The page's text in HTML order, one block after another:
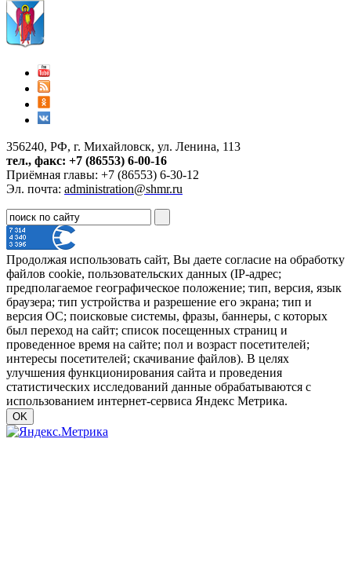
356240, РФ, г. Михайловск, ул. Ленина, 113
тел., факс: +7 (86553) 6-00-16
Приёмная главы: +7 (86553) 6-30-12
Эл. почта: administration@shmr.ru
Продолжая использовать сайт, Вы даете согласие на обработку
файлов cookie, пользовательских данных (IP-адрес;
предполагаемое географическое положение; тип, версия, язык
браузера; тип устройства и разрешение его экрана; тип и
версия ОС; поисковые системы, фразы, баннеры, с которых
был переход на сайт; список посещенных страниц и
проведенное время на сайте; пол и возраст посетителей;
интересы посетителей; скачивание файлов). В целях
улучшения функционирования сайта и проведения
статистических исследований данные обрабатываются с
использованием интернет-сервиса Яндекс Метрика.
OK